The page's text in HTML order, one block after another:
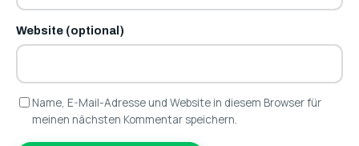
Website (optional)
Name, E-Mail-Adresse und Website in diesem Browser für
meinen nächsten Kommentar speichern.